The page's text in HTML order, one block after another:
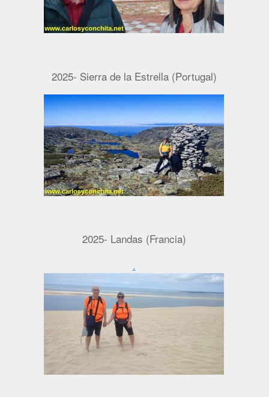
2025- Sierra de la Estrella (Portugal)
2025- Landas (Francia)
.